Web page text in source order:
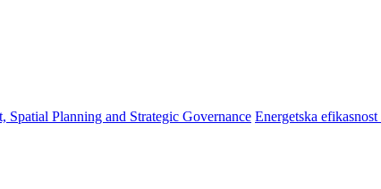
Planning and Strategic Governance Energetska